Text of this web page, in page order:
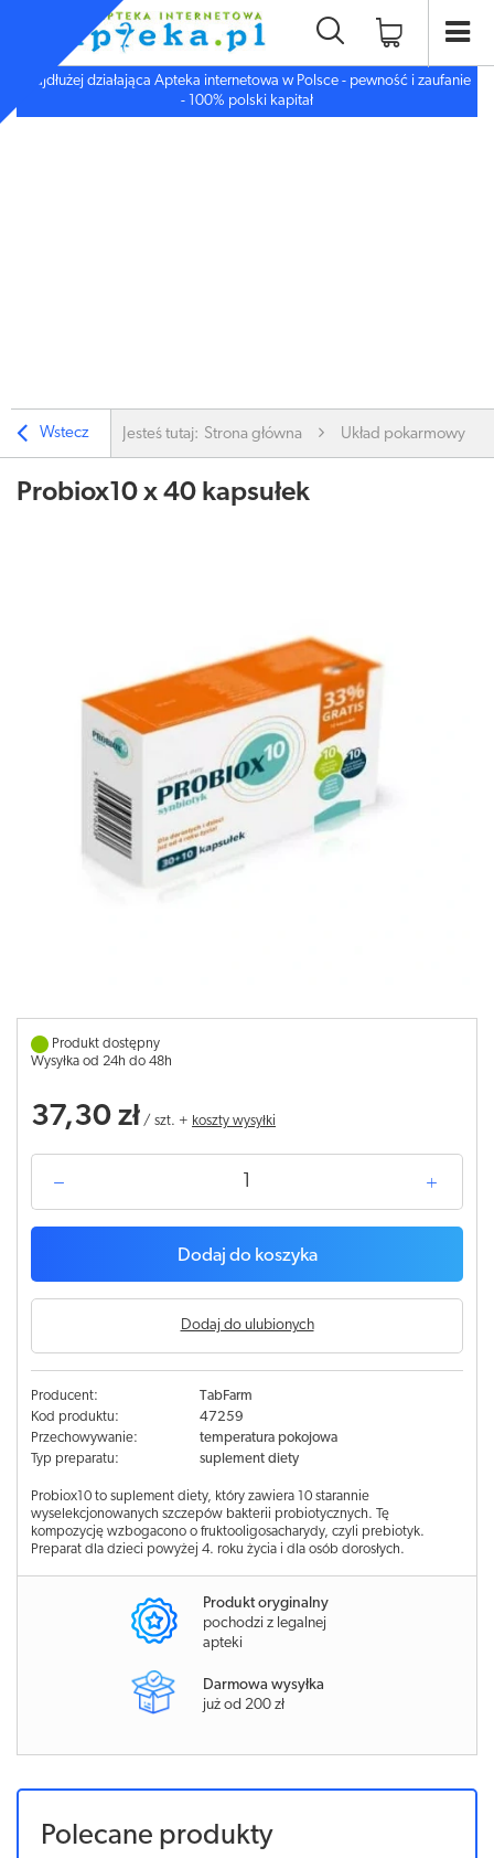
Najdłużej działająca Apteka internetowa w Polsce - pewność i zaufanie
- 100% polski kapitał
Wstecz Jesteś tutaj: Strona główna Układ pokarmowy
Probiox10 x 40 kapsułek
Produkt dostępny
Wysyłka od 24h do 48h
37,30 zł / szt. + koszty wysyłki
Dodaj do koszyka
Dodaj do ulubionych
Producent:
TabFarm
Kod produktu:
47259
Przechowywanie:
temperatura pokojowa
Typ preparatu:
suplement diety
Probiox10 to suplement diety, który zawiera 10 starannie
wyselekcjonowanych szczepów bakterii probiotycznych. Tę
kompozycję wzbogacono o fruktooligosacharydy, czyli prebiotyk.
Preparat dla dzieci powyżej 4. roku życia i dla osób dorosłych.
Produkt oryginalny
pochodzi z legalnej
apteki
Darmowa wysyłka
już od 200 zł
Polecane produkty